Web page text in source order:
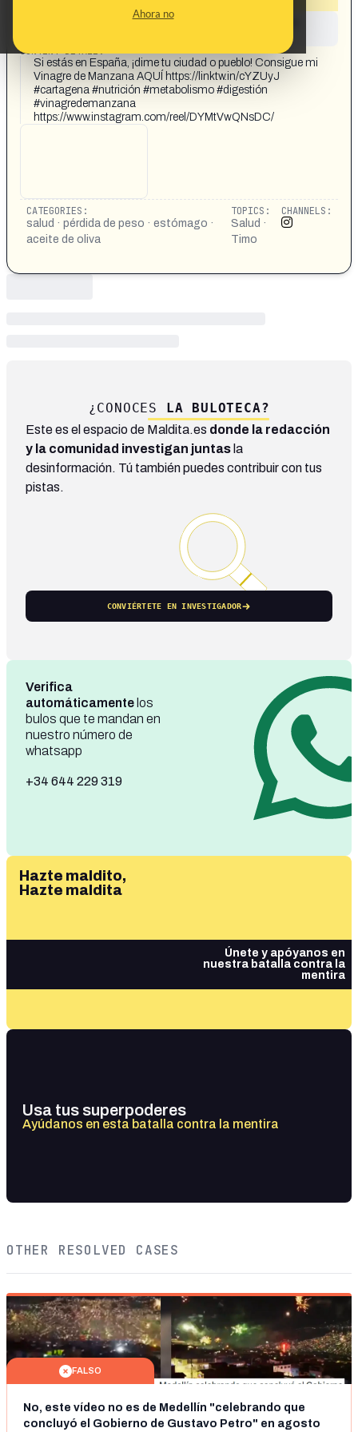
Ahora no
This content has not yet been investigated by the
CONTENT DETAIL:
Si estás en España, ¡dime tu ciudad o pueblo! Consigue mi
Vinagre de Manzana AQUÍ https://linktw.in/cYZUyJ
#cartagena #nutrición #metabolismo #digestión
#vinagredemanzana
https://www.instagram.com/reel/DYMtVwQNsDC/
CATEGORIES:
salud · pérdida de peso · estómago ·
aceite de oliva
TOPICS:
Salud ·
Timo
CHANNELS:
¿CONOCES LA BULOTECA?
Este es el espacio de Maldita.es donde la redacción
y la comunidad investigan juntas la
desinformación. Tú también puedes contribuir con tus
pistas.
CONVIÉRTETE EN INVESTIGADOR
Verifica
automáticamente los
bulos que te mandan en
nuestro número de
whatsapp
+34 644 229 319
Hazte maldito,
Hazte maldita
Únete y apóyanos en
nuestra batalla contra la
mentira
Usa tus superpoderes
Ayúdanos en esta batalla contra la mentira
OTHER RESOLVED CASES
FALSO
No, este vídeo no es de Medellín "celebrando que
concluyó el Gobierno de Gustavo Petro" en agosto